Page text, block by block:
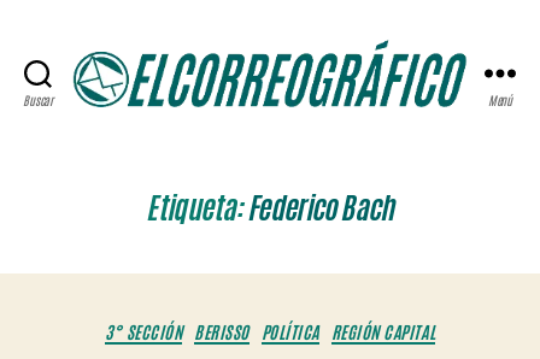
Buscar Menú
Etiqueta:Federico Bach
Categorías
3° SECCIÓN BERISSO POLÍTICA REGIÓN CAPITAL